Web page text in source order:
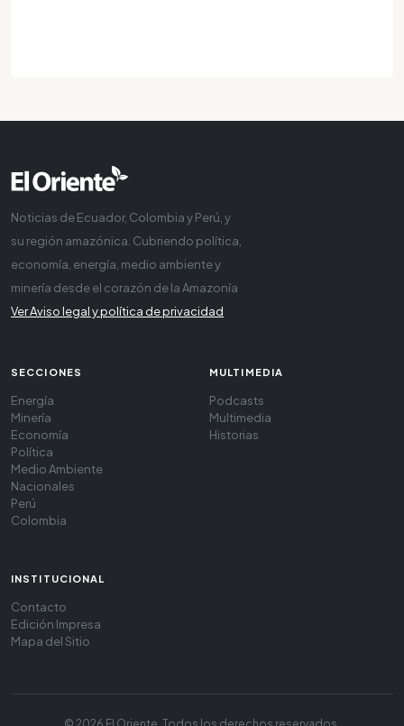
Noticias de Ecuador, Colombia y Perú, y
su región amazónica. Cubriendo política,
economía, energía, medio ambiente y
minería desde el corazón de la Amazonía
Ver Aviso legal y política de privacidad
SECCIONES
Energía
Minería
Economía
Política
Medio Ambiente
Nacionales
Perú
Colombia
MULTIMEDIA
Podcasts
Multimedia
Historias
INSTITUCIONAL
Contacto
Edición Impresa
Mapa del Sitio